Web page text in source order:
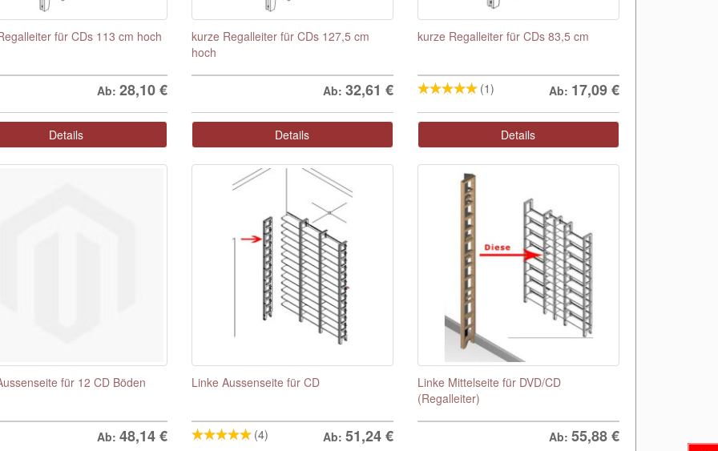
für CDs 113 cm hoch
Ab: 28,10€
Details
kurze Regalleiter für CDs 127,5 cm
hoch
Ab: 32,61 €
Details
kurze Regalleiter für CDs 83,5 cm
(1) Ab: 17,09€
Details
für 12 CD Böden
Ab: 48,14€
Linke Aussenseite für CD
(4) Ab: 51,24€
Linke Mittelseite für DVD/CD
(Regalleiter)
Ab: 55,88€